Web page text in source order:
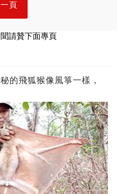
頁
請贊下面專頁
的飛狐猴像風箏一樣，